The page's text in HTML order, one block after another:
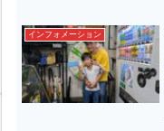
インフォメーション